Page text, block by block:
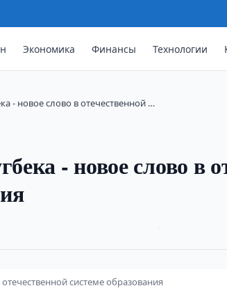
Экономика Финансы Технологии
- новое слово в отечественной …
- новое слово в
системе образования